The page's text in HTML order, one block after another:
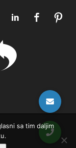
InstagramLinkedIn
sa tim daljim